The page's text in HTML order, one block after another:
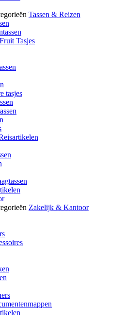
Tassen & Reizen
Tasjes
tasjes
Zakelijk & Kantoor